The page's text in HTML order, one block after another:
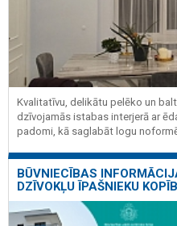
Kvalitatīvu, delikātu pelēko un
dzīvojamās istabas interjerā ar
padomi, kā saglabāt logu
BŪVNIECĪBAS
DZĪVOKĻU ĪPAŠNIEKU